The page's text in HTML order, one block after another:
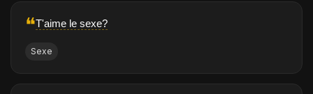
❝T'aime le sexe?
Sexe